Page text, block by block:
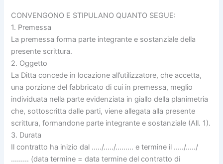
CONVENGONO E STIPULANO QUANTO SEGUE:
1. Premessa
La premessa forma parte integrante e sostanziale della
presente scrittura.
2. Oggetto
La Ditta concede in locazione all’utilizzatore, che accetta,
una porzione del fabbricato di cui in premessa, meglio
individuata nella parte evidenziata in giallo della planimetria
che, sottoscritta dalle parti, viene allegata alla presente
scrittura, formandone parte integrante e sostanziale (All. 1).
3. Durata
Il contratto ha inizio dal …../…../……… e termine il …../…../
……… (data termine = data termine del contratto di